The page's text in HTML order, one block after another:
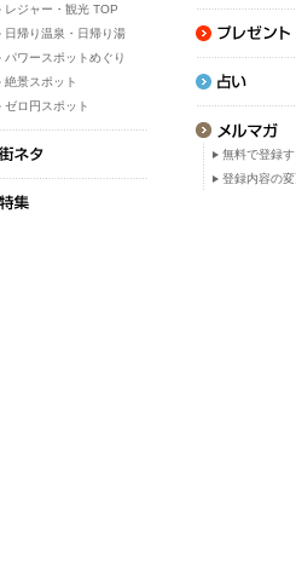
レジャー・観光 TOP
日帰り温泉・日帰り湯
パワースポットめぐり
絶景スポット
ゼロ円スポット
無料で登録
登録内容の